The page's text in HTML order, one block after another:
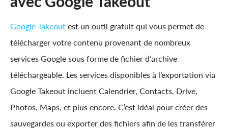
Google Takeout est un outil gratuit qui vous permet de
télécharger votre contenu provenant de nombreux
services Google sous forme de fichier d’archive
téléchargeable. Les services disponibles à l’exportation via
Google Takeout incluent Calendrier, Contacts, Drive,
Photos, Maps, et plus encore. C’est idéal pour créer des
sauvegardes ou exporter des fichiers afin de les transférer